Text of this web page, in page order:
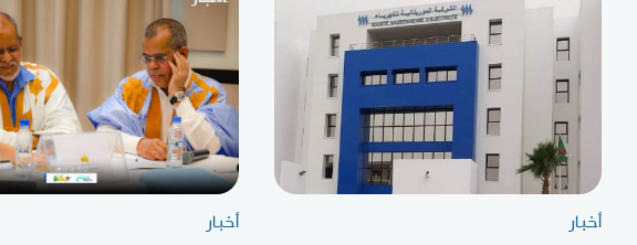
أخبار أخبار